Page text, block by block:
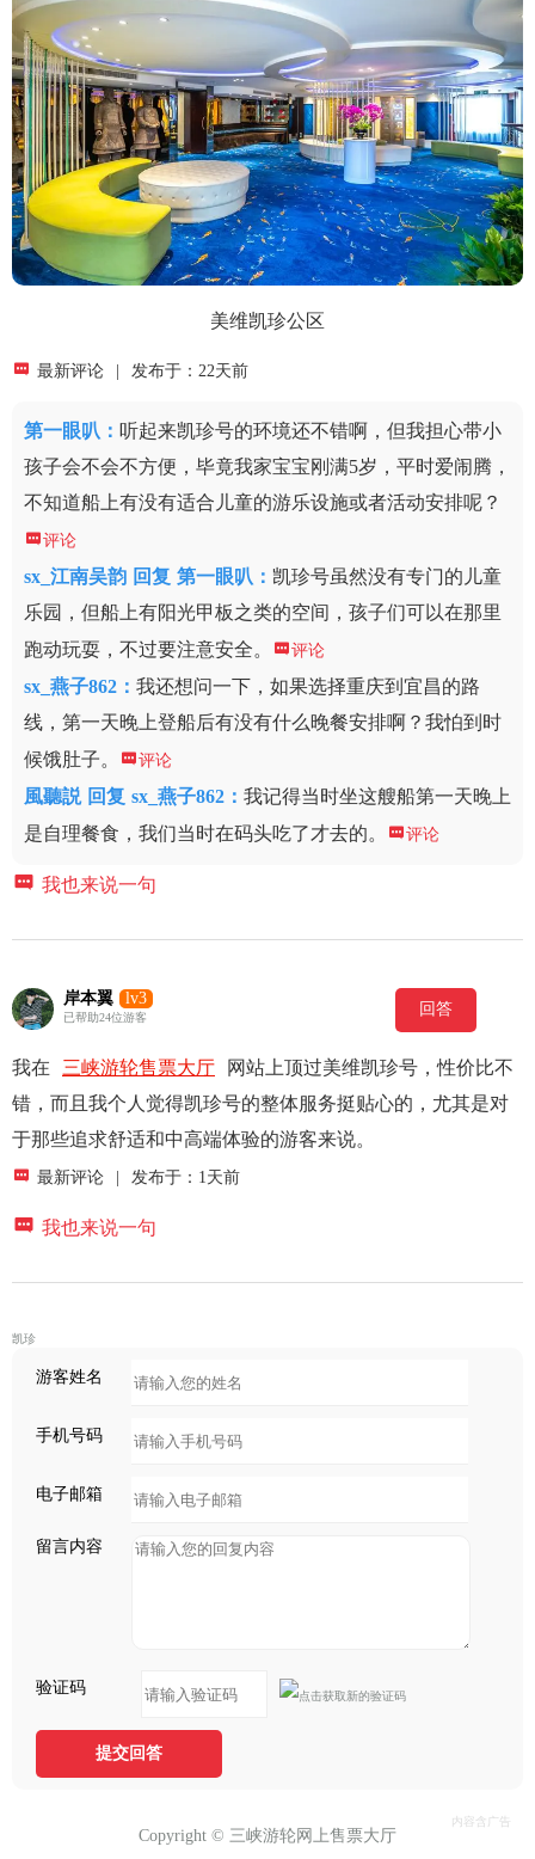
美维凯珍公区
 最新评论 发布于：22天前
第一眼叭 ： 听起来凯珍号的环境还不错啊，但我担心带小
孩子会不会不方便，毕竟我家宝宝刚满5岁，平时爱闹腾，
不知道船上有没有适合儿童的游乐设施或者活动安排呢？
评论
sx_江南吴韵 回复 第一眼叭： 凯珍号虽然没有专门的儿童
乐园，但船上有阳光甲板之类的空间，孩子们可以在那里
跑动玩耍，不过要注意安全。
评论
sx_燕子862 ： 我还想问一下，如果选择重庆到宜昌的路
线，第一天晚上登船后有没有什么晚餐安排啊？我怕到时
候饿肚子。
评论
風聽説 回复 sx_燕子862： 我记得当时坐这艘船第一天晚上
是自理餐食，我们当时在码头吃了才去的。
评论
 我也来说一句
岸本翼 lv3
已帮助24位游客 回答
我在 三峡游轮售票大厅
网站上顶过美维凯珍号，性价比不
错，而且我个人觉得凯珍号的整体服务挺贴心的，尤其是对
于那些追求舒适和中高端体验的游客来说。
 最新评论 发布于：1天前
 我也来说一句
凯珍
游客姓名
手机号码
电子邮箱
留言内容
验证码
提交回答
Copyright © 三峡游轮网上售票大厅